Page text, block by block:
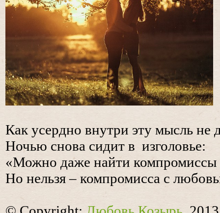
Как усердно внутри эту мысль не
Ночью снова сидит в изголовье:
«Можно даже найти
Но нельзя – компромисса с